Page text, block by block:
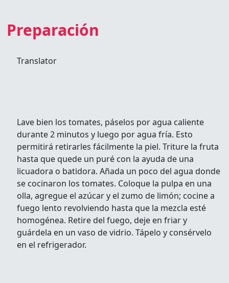
Preparación
Translator
Lave bien los tomates, páselos por agua caliente
durante 2 minutos y luego por agua fría. Esto
permitirá retirarles fácilmente la piel. Triture la fruta
hasta que quede un puré con la ayuda de una
licuadora o batidora. Añada un poco del agua donde
se cocinaron los tomates. Coloque la pulpa en una
olla, agregue el azúcar y el zumo de limón; cocine a
fuego lento revolviendo hasta que la mezcla esté
homogénea. Retire del fuego, deje en friar y
guárdela en un vaso de vidrio. Tápelo y consérvelo
en el refrigerador.